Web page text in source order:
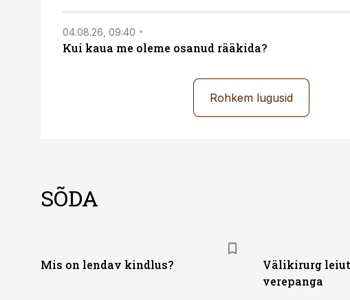
04.08.26, 09:40
Kui kaua me oleme osanud rääkida?
Rohkem lugusid
SÕDA
Mis on lendav kindlus?
Välikirurg
verepanga